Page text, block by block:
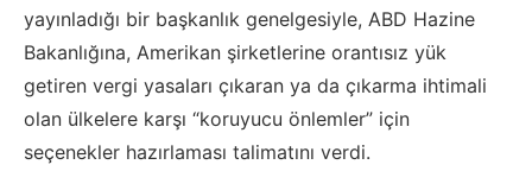
yayınladığı bir başkanlık genelgesiyle, ABD Hazine
Bakanlığına, Amerikan şirketlerine orantısız yük
getiren vergi yasaları çıkaran ya da çıkarma ihtimali
olan ülkelere karşı “koruyucu önlemler” için
seçenekler hazırlaması talimatını verdi.